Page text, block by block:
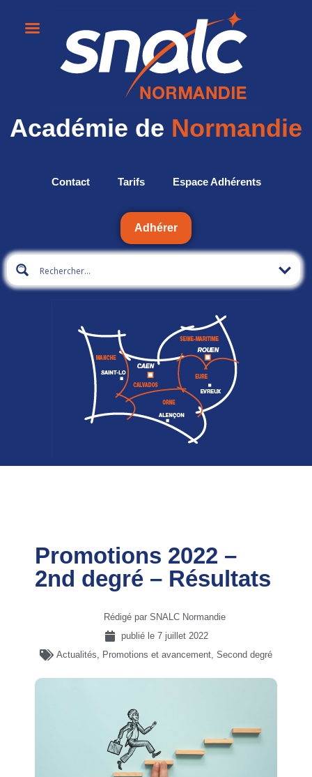
Académie de Normandie
Contact Tarifs Espace Adhérents
Adhérer
Promotions 2022 –
2nd degré – Résultats
Rédigé par SNALC Normandie
publié le 7 juillet 2022
Actualités, Promotions et avancement, Second degré